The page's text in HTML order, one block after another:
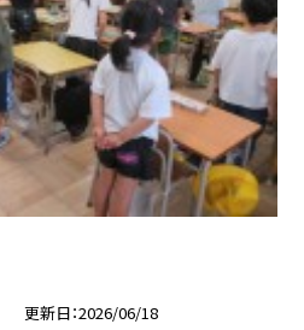
更新日 2026/06/18